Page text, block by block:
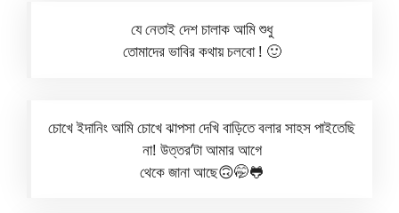
যে নেতাই দেশ চালাক আমি শুধু
তোমাদের ভাবির কথায় চলবো ! 🙂
চোখে ইদানিং আমি চোখে ঝাপসা দেখি বাড়িতে বলার সাহস পাইতেছি
না! উত্তর’টা আমার আগে
থেকে জানা আছে🙃🤭🐸